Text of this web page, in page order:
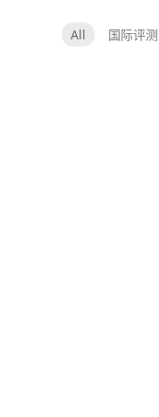
All 国际评测